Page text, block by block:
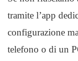
tramite l’app
configurazione
telefono o di un